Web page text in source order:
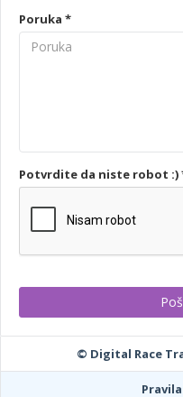
Poruka *
Potvrdite da niste robot :)
© Digital Race